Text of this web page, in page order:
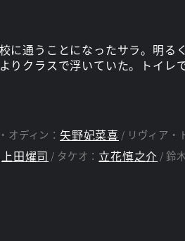
に通うことになったサラ。明
りクラスで浮いていた。トイ
オディン： 矢野妃菜喜 リヴィア・
上田燿司 タケオ： 立花慎之介 鈴